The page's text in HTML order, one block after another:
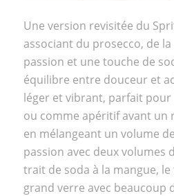
Une version revisitée du
associant du prosecco, de
passion et une touche de
équilibre entre douceur et
léger et vibrant, parfait pour
ou comme apéritif avant un
en mélangeant un volume
passion avec deux volumes
trait de soda à la mangue,
grand verre avec beaucoup